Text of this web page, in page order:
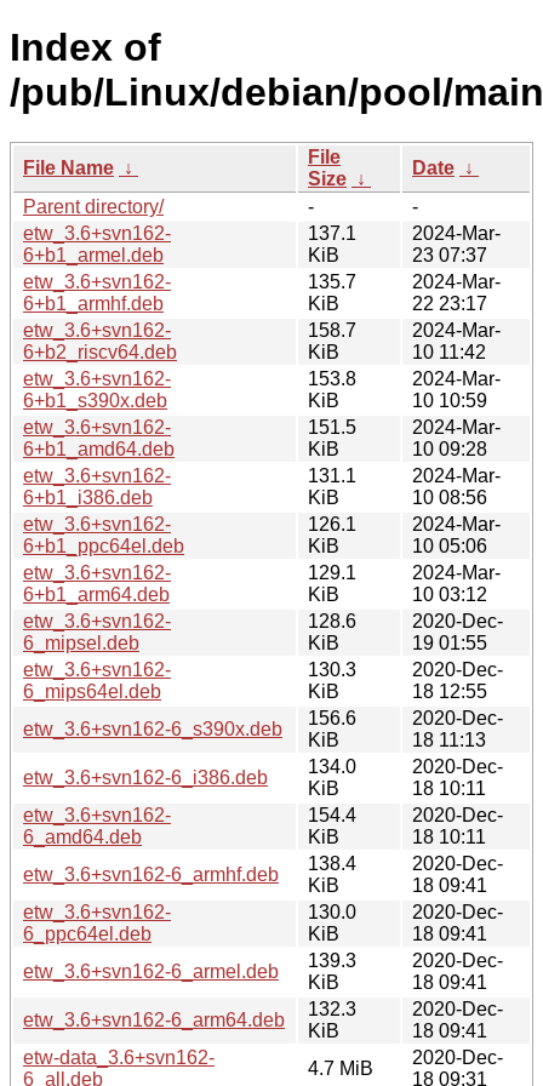
Index of
/pub/Linux/debian/pool/
File Name ↓
File
Size ↓
Date ↓
Parent directory/
-
-
etw_3.6+svn162-
6+b1_armel.deb
137.1
KiB
2024-Mar-
23 07:37
etw_3.6+svn162-
6+b1_armhf.deb
135.7
KiB
2024-Mar-
22 23:17
etw_3.6+svn162-
6+b2_riscv64.deb
158.7
KiB
2024-Mar-
10 11:42
etw_3.6+svn162-
6+b1_s390x.deb
153.8
KiB
2024-Mar-
10 10:59
etw_3.6+svn162-
6+b1_amd64.deb
151.5
KiB
2024-Mar-
10 09:28
etw_3.6+svn162-
6+b1_i386.deb
131.1
KiB
2024-Mar-
10 08:56
etw_3.6+svn162-
6+b1_ppc64el.deb
126.1
KiB
2024-Mar-
10 05:06
etw_3.6+svn162-
6+b1_arm64.deb
129.1
KiB
2024-Mar-
10 03:12
etw_3.6+svn162-
6_mipsel.deb
128.6
KiB
2020-Dec-
19 01:55
etw_3.6+svn162-
6_mips64el.deb
130.3
KiB
2020-Dec-
18 12:55
etw_3.6+svn162-6_s390x.deb
156.6
KiB
2020-Dec-
18 11:13
etw_3.6+svn162-6_i386.deb
134.0
KiB
2020-Dec-
18 10:11
etw_3.6+svn162-
6_amd64.deb
154.4
KiB
2020-Dec-
18 10:11
etw_3.6+svn162-6_armhf.deb
138.4
KiB
2020-Dec-
18 09:41
etw_3.6+svn162-
6_ppc64el.deb
130.0
KiB
2020-Dec-
18 09:41
etw_3.6+svn162-6_armel.deb
139.3
KiB
2020-Dec-
18 09:41
etw_3.6+svn162-6_arm64.deb
132.3
KiB
2020-Dec-
18 09:41
etw-data_3.6+svn162-
6_all.deb
4.7 MiB
2020-Dec-
18 09:31